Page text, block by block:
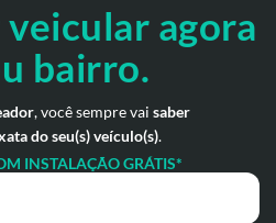
veicular agora
bairro.
, você sempre vai saber
do seu(s) veículo(s).
INSTALAÇÃO GRÁTIS*